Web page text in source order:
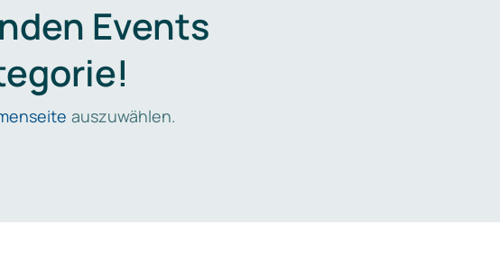
Events
auszuwählen.